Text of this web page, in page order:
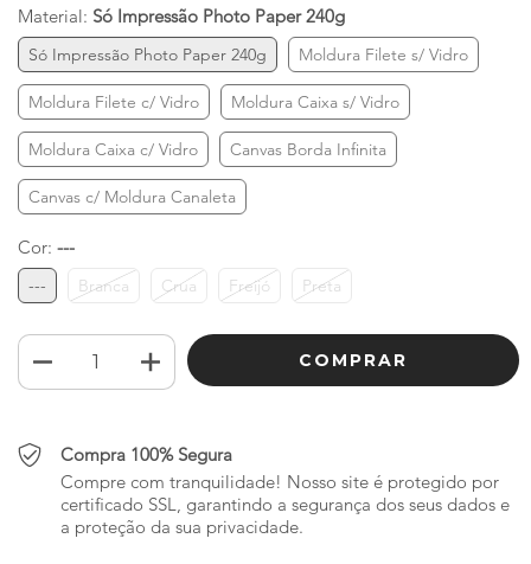
Material: Só Impressão Photo Paper 240g
Só Impressão Photo Paper 240g Moldura Filete s/ Vidro
Moldura Filete c/ Vidro Moldura Caixa s/ Vidro
Moldura Caixa c/ Vidro Canvas Borda Infinita
Canvas c/ Moldura Canaleta
Cor: ---
--- Branca Crua Freijó Preta
Compra 100% Segura
Compre com tranquilidade! Nosso site é protegido por
certificado SSL, garantindo a segurança dos seus dados e
a proteção da sua privacidade.